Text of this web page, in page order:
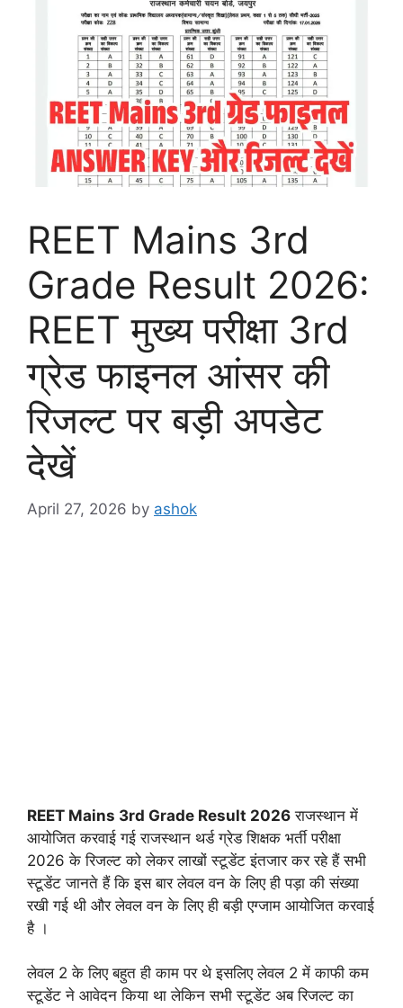
REET Mains 3rd
Grade Result 2026:
REET मुख्य परीक्षा 3rd
ग्रेड फाइनल आंसर की
रिजल्ट पर बड़ी अपडेट
देखें
April 27, 2026 by ashok
REET Mains 3rd Grade Result 2026 राजस्थान में
आयोजित करवाई गई राजस्थान थर्ड ग्रेड शिक्षक भर्ती परीक्षा
2026 के रिजल्ट को लेकर लाखों स्टूडेंट इंतजार कर रहे हैं सभी
स्टूडेंट जानते हैं कि इस बार लेवल वन के लिए ही पड़ा की संख्या
रखी गई थी और लेवल वन के लिए ही बड़ी एग्जाम आयोजित करवाई
है ।
लेवल 2 के लिए बहुत ही काम पर थे इसलिए लेवल 2 में काफी कम
स्टूडेंट ने आवेदन किया था लेकिन सभी स्टूडेंट अब रिजल्ट का